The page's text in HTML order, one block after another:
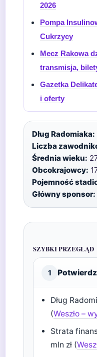
2026
Pompa
Cukrzycy
Mecz Rakowa
transmisja,
Gazetka
i oferty
Dług Radomiaka:
Liczba
Średnia wieku:
Obcokrajowcy:
Pojemność
Główny sponsor:
SZYBKI PRZEGLĄD
1
Dług
(Weszło –
Strata
mln zł (